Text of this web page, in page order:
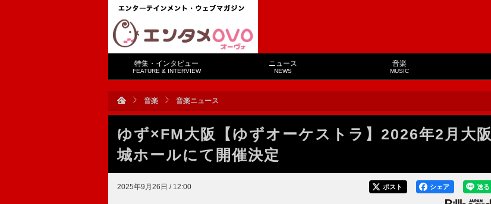
特集・インタビュー
FEATURE & INTERVIEW
ニュース
NEWS
音楽
MUSIC
音楽 音楽ニュース
ゆず×FM大阪【ゆずオーケストラ】2026年2月大阪
城ホールにて開催決定
2025年9月26日 / 12:00 送る
シェア
ポスト